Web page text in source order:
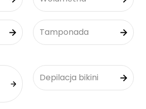
Tamponada
Depilacja bikini